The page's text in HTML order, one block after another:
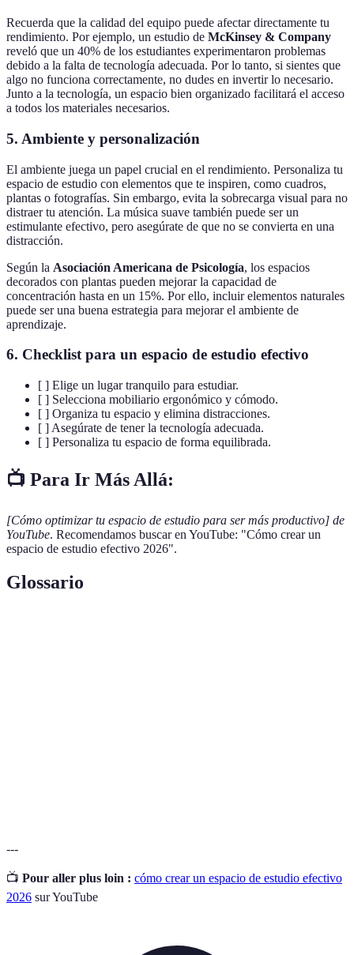
Recuerda que la calidad del equipo puede afectar directamente tu
rendimiento. Por ejemplo, un estudio de McKinsey & Company
reveló que un 40% de los estudiantes experimentaron problemas
debido a la falta de tecnología adecuada. Por lo tanto, si sientes que
algo no funciona correctamente, no dudes en invertir lo necesario.
Junto a la tecnología, un espacio bien organizado facilitará el acceso
a todos los materiales necesarios.
5. Ambiente y personalización
El ambiente juega un papel crucial en el rendimiento. Personaliza tu
espacio de estudio con elementos que te inspiren, como cuadros,
plantas o fotografías. Sin embargo, evita la sobrecarga visual para no
distraer tu atención. La música suave también puede ser un
estimulante efectivo, pero asegúrate de que no se convierta en una
distracción.
Según la Asociación Americana de Psicología, los espacios
decorados con plantas pueden mejorar la capacidad de
concentración hasta en un 15%. Por ello, incluir elementos naturales
puede ser una buena estrategia para mejorar el ambiente de
aprendizaje.
6. Checklist para un espacio de estudio efectivo
[ ] Elige un lugar tranquilo para estudiar.
[ ] Selecciona mobiliario ergonómico y cómodo.
[ ] Organiza tu espacio y elimina distracciones.
[ ] Asegúrate de tener la tecnología adecuada.
[ ] Personaliza tu espacio de forma equilibrada.
📺 Para Ir Más Allá:
[Cómo optimizar tu espacio de estudio para ser más productivo] de
YouTube. Recomendamos buscar en YouTube: "Cómo crear un
espacio de estudio efectivo 2026".
Glossario
---
📺 Pour aller plus loin : cómo crear un espacio de estudio efectivo
2026 sur YouTube